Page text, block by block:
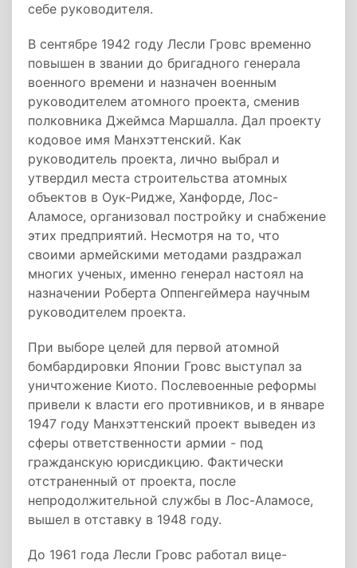
себе руководителя.
В сентябре 1942 году Лесли Гровс временно
повышен в звании до бригадного генерала
военного времени и назначен военным
руководителем атомного проекта, сменив
полковника Джеймса Маршалла. Дал проекту
кодовое имя Манхэттенский. Как
руководитель проекта, лично выбрал и
утвердил места строительства атомных
объектов в Оук-Ридже, Ханфорде, Лос-
Аламосе, организовал постройку и снабжение
этих предприятий. Несмотря на то, что
своими армейскими методами раздражал
многих ученых, именно генерал настоял на
назначении Роберта Оппенгеймера научным
руководителем проекта.
При выборе целей для первой атомной
бомбардировки Японии Гровс выступал за
уничтожение Киото. Послевоенные реформы
привели к власти его противников, и в январе
1947 году Манхэттенский проект выведен из
сферы ответственности армии - под
гражданскую юрисдикцию. Фактически
отстраненный от проекта, после
непродолжительной службы в Лос-Аламосе,
вышел в отставку в 1948 году.
До 1961 года Лесли Гровс работал вице-